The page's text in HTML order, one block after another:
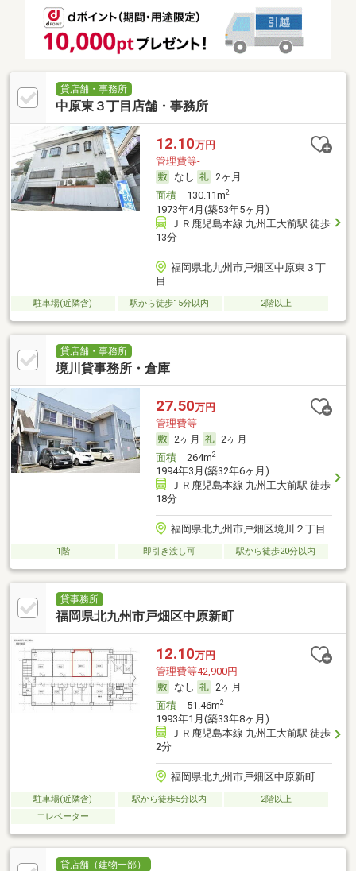
貸店舗・事務所
中原東３丁目店舗・事務所
12.10万円
管理費等-
なし
2ヶ月
面積130.11m2
1973年4月(築53年5ヶ月)
ＪＲ鹿児島本線 九州工大前駅 徒歩
13分
福岡県北九州市戸畑区中原東３丁
目
駐車場(近隣含) 駅から徒歩15分以内 2階以上
貸店舗・事務所
境川貸事務所・倉庫
27.50万円
管理費等-
2ヶ月
2ヶ月
面積264m2
1994年3月(築32年6ヶ月)
ＪＲ鹿児島本線 九州工大前駅 徒歩
18分
福岡県北九州市戸畑区境川２丁目
1階 即引き渡し可 駅から徒歩20分以内
貸事務所
福岡県北九州市戸畑区中原新町
12.10万円
管理費等42,900円
なし
2ヶ月
面積51.46m2
1993年1月(築33年8ヶ月)
ＪＲ鹿児島本線 九州工大前駅 徒歩
2分
福岡県北九州市戸畑区中原新町
駐車場(近隣含) 駅から徒歩5分以内
2階以上
エレベーター
貸店舗（建物一部）